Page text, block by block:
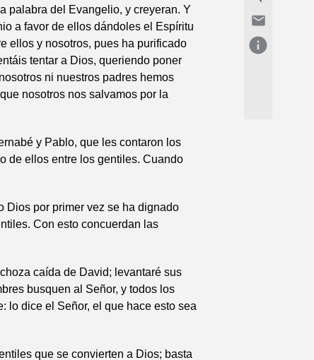
palabra del Evangelio, y creyeran. Y
a favor de ellos dándoles el Espíritu
ellos y nosotros, pues ha purificado
tentar a Dios, queriendo poner
ni nuestros padres hemos
nosotros nos salvamos por la
y Pablo, que les contaron los
de ellos entre los gentiles. Cuando
Dios por primer vez se ha dignado
Con esto concuerdan las
caída de David; levantaré sus
busquen al Señor, y todos los
lo dice el Señor, el que hace esto sea
que se convierten a Dios; basta